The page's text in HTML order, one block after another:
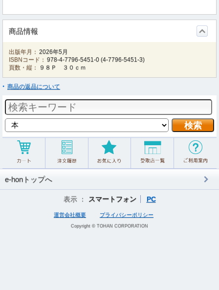
商品情報
出版年月： 2026年5月
ISBNコード： 978-4-7796-5451-0 (4-7796-5451-3)
頁数・縦：
９８Ｐ ３０ｃｍ
商品の返品について
e-honトップへ
表示 ： スマートフォン PC
運営会社概要 プライバシーポリシー
Copyright © TOHAN CORPORATION